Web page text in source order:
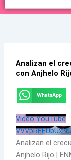
Analizan el
con Anjhelo
WhatsApp
Vidéo YouTube
Analizan el
Anjhelo Rijo |